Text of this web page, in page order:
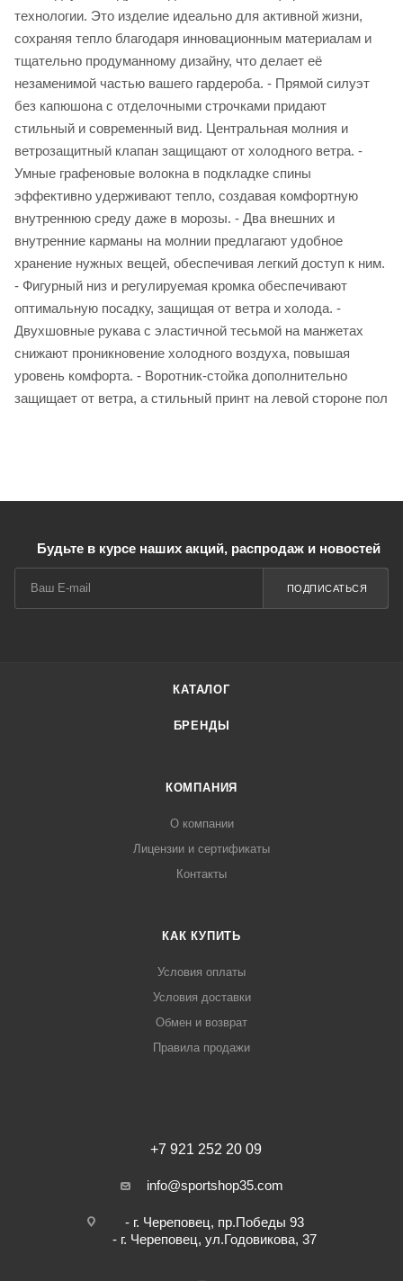
технологии. Это изделие идеально для активной жизни,
сохраняя тепло благодаря инновационным материалам и
тщательно продуманному дизайну, что делает её
незаменимой частью вашего гардероба. - Прямой силуэт
без капюшона с отделочными строчками придают
стильный и современный вид. Центральная молния и
ветрозащитный клапан защищают от холодного ветра. -
Умные графеновые волокна в подкладке спины
эффективно удерживают тепло, создавая комфортную
внутреннюю среду даже в морозы. - Два внешних и
внутренние карманы на молнии предлагают удобное
хранение нужных вещей, обеспечивая легкий доступ к ним.
- Фигурный низ и регулируемая кромка обеспечивают
оптимальную посадку, защищая от ветра и холода. -
Двухшовные рукава с эластичной тесьмой на манжетах
снижают проникновение холодного воздуха, повышая
уровень комфорта. - Воротник-стойка дополнительно
защищает от ветра, а стильный принт на левой стороне пол
Будьте в курсе наших акций, распродаж и новостей
ПОДПИСАТЬСЯ
КАТАЛОГ
БРЕНДЫ
КОМПАНИЯ
О компании
Лицензии и сертификаты
Контакты
КАК КУПИТЬ
Условия оплаты
Условия доставки
Обмен и возврат
Правила продажи
+7 921 252 20 09
info@sportshop35.com
- г. Череповец, пр.Победы 93
- г. Череповец, ул.Годовикова, 37